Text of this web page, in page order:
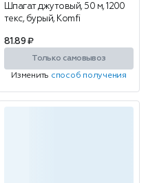
Шпагат джутовый, 50 м, 1200
текс, бурый, Komfi
81.89 ₽
Только самовывоз
Изменить способ получения